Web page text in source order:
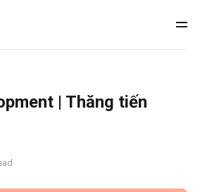
| Thăng tiến